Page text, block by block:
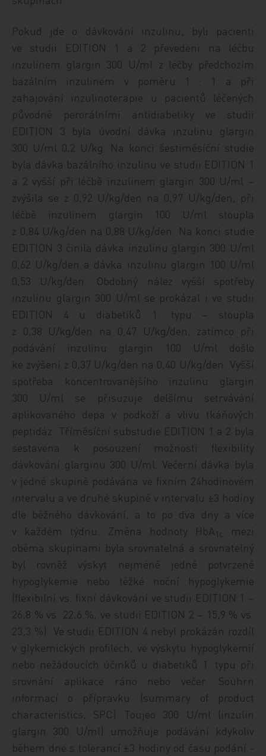
Pokud jde o dávkování inzulinu, byli pacienti
ve studii EDITION 1 a 2 převedeni na léčbu
inzulinem glargin 300 U/ml z léčby předchozím
bazálním inzulinem v poměru 1 : 1 a při
zahajování inzulinoterapie u pacientů léčených
původně perorálními antidiabetiky ve studii
EDITION 3 byla úvodní dávka inzulinu glargin
300 U/ml 0,2 U/kg. Na konci šestiměsíční studie
byla dávka bazálního inzulinu ve studii EDITION 1
a 2 vyšší při léčbě inzulinem glargin 300 U/ml –
zvýšila se z 0,92 U/kg/den na 0,97 U/kg/den, při
léčbě inzulinem glargin 100 U/ml stoupla
z 0,84 U/kg/den na 0,88 U/kg/den. Na konci studie
EDITION 3 činila dávka inzulinu glargin 300 U/ml
0,62 U/kg/den a dávka inzulinu glargin 100 U/ml
0,53 U/kg/den. Obdobný nález vyšší spotřeby
inzulinu glargin 300 U/ml se prokázal i ve studii
EDITION 4 u diabetiků 1. typu – stoupla
z 0,38 U/kg/den na 0,47 U/kg/den, zatímco při
podávání inzulinu glargin 100 U/ml došlo
ke zvýšení z 0,37 U/kg/den na 0,40 U/kg/den. Vyšší
spotřeba koncentrovanějšího inzulinu glargin
300 U/ml se přisuzuje delšímu setrvávání
aplikovaného depa v podkoží a vlivu tkáňových
peptidáz. Tříměsíční substudie EDITION 1 a 2 byla
sestavena k posouzení možnosti flexibility
dávkování glarginu 300 U/ml. Večerní dávka byla
v jedné skupině podávána ve fixním 24hodinovém
intervalu a ve druhé skupině v intervalu ±3 hodiny
dle běžného dávkování, a to po dva dny a více
v každém týdnu. Změna hodnoty HbA 1c
mezi
oběma skupinami byla srovnatelná a srovnatelný
byl rovněž výskyt nejméně jedné potvrzené
hypoglykemie nebo těžké noční hypoglykemie
(flexibilní vs. fixní dávkování ve ­studii EDITION 1 –
26,8 % vs. 22,6 %, ve studii EDITION 2 – 15,9 % vs.
23,3 %). Ve studii EDITION 4 nebyl prokázán rozdíl
v glykemických profilech, ve výskytu hypoglykemií
nebo nežádoucích účinků u diabetiků 1. typu při
srovnání aplikace ráno nebo večer. Souhrn
informací o přípravku (summary of product
characteristics, SPC) Toujeo 300 U/ml (inzulin
glargin 300 U/ml) umožňuje podávání kdykoliv
během dne s tolerancí ±3 hodiny od času podání ­